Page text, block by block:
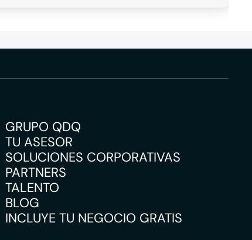
GRUPO QDQ
TU ASESOR
SOLUCIONES CORPORATIVAS
PARTNERS
TALENTO
BLOG
INCLUYE TU NEGOCIO GRATIS